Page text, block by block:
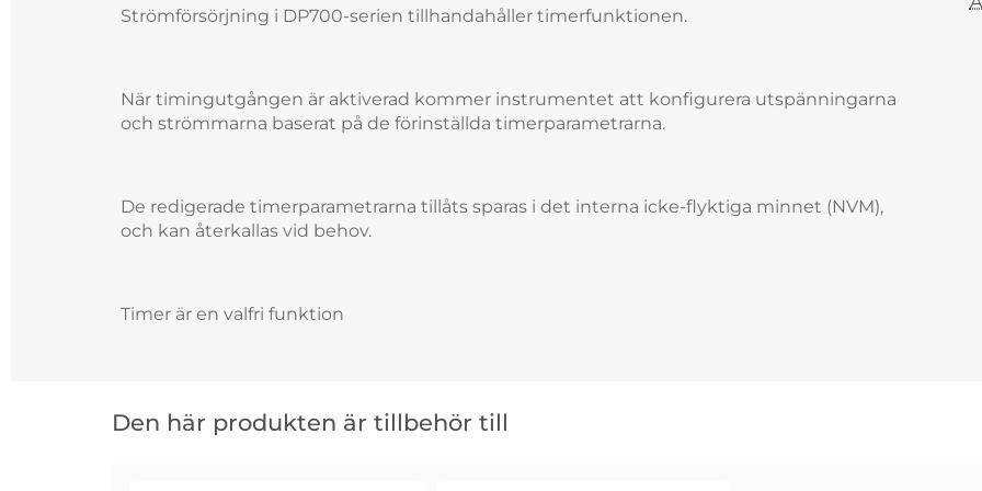
Strömförsörjning i DP700-serien tillhandahåller timerfunktionen.
När timingutgången är aktiverad kommer instrumentet att konfigurera utspänningarna
och strömmarna baserat på de förinställda timerparametrarna.
De redigerade timerparametrarna tillåts sparas i det interna icke-flyktiga minnet (NVM),
och kan återkallas vid behov.
Timer är en valfri funktion
Den här produkten är tillbehör till